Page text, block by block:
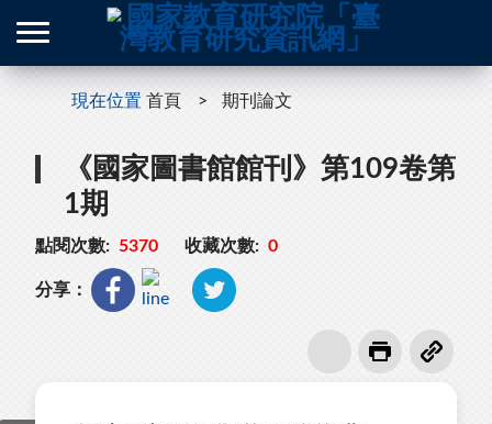
現在位置 首頁 期刊論文
《國家圖書館館刊》第109卷第
1期
點閱次數: 5370 收藏次數: 0
分享：